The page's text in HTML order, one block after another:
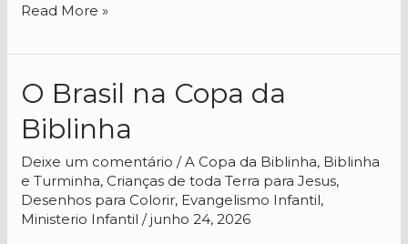
Read More »
O Brasil na Copa da
Biblinha
Deixe um comentário /A Copa da Biblinha, Biblinha
e Turminha, Crianças de toda Terra para Jesus,
Desenhos para Colorir, Evangelismo Infantil,
Ministerio Infantil /junho 24, 2026
O
na
Copa
da
Biblinha